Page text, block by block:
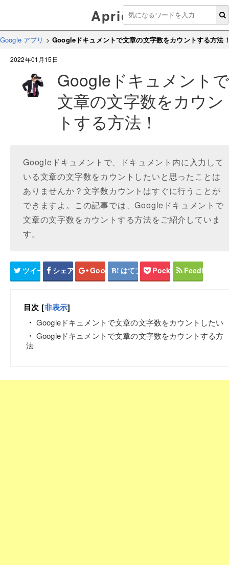
Aprico
Google アプリ >Googleドキュメントで文章の文字数をカウントする方法
2022年01月15日
Googleドキュメント
文章の文字数をカウン
トする方法！
Googleドキュメントで、ドキュメント内に入力して
いる文章の文字数をカウントしたいと思ったことは
ありませんか？文字数カウントはすぐに行うことが
できますよ。この記事では、Googleドキュメントで
文章の文字数をカウントする方法をご紹介していま
す。
ツイート シェア Google+ はてブ Pocket Feedly
目次 [非表示]
Googleドキュメントで文章の文字数をカウントしたい
Googleドキュメントで文章の文字数をカウントする方
法